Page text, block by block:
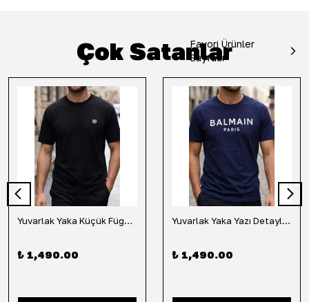
Çok Satanlar
Favori Ürünler
Sayfası
Yuvarlak Yaka Küçük Fügür Detaylı Tişört-Siyah
₺ 1,490.00
Yuvarlak Yaka Yazı Detaylı Tişört-Lacivert
₺ 1,490.00